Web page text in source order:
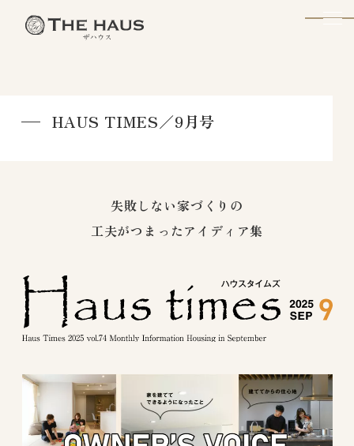
HAUS TIMES／9月号
失敗しない家づくりの
工夫がつまったアイディア集